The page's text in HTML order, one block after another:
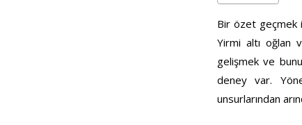
Bir özet geçmek
Yirmi altı oğlan
gelişmek ve
deney var.
unsurlarından